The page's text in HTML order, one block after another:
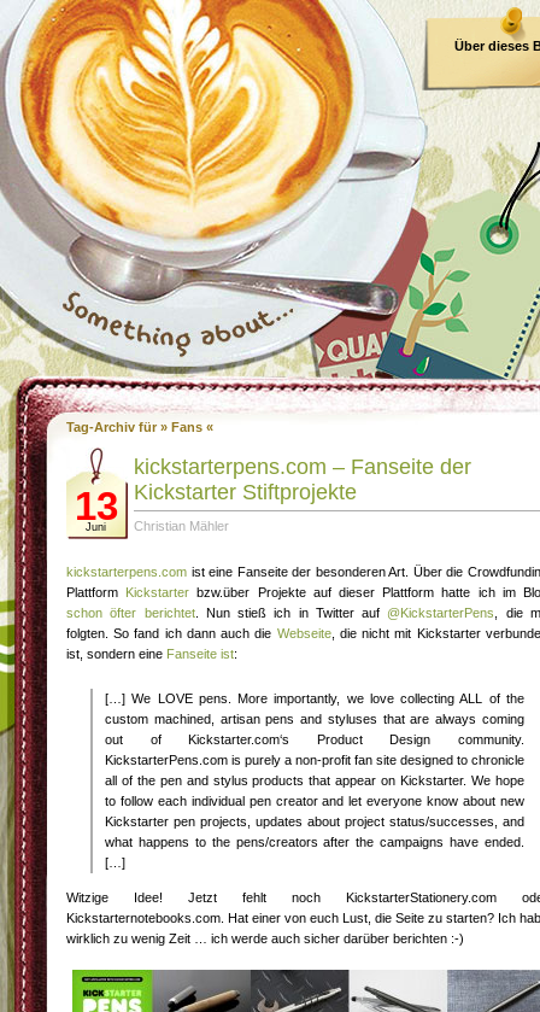
Über dieses
Tag-Archiv für » Fans «
13
Juni
kickstarterpens.com – Fanseite der
Kickstarter Stiftprojekte
Christian Mähler
kickstarterpens.com ist eine Fanseite der besonderen Art. Über die
Plattform Kickstarter bzw.über Projekte auf dieser Plattform hatte ich im
schon öfter berichtet. Nun stieß ich in Twitter auf @KickstarterPens
, die
folgten. So fand ich dann auch die Webseite, die nicht mit Kickstarter
ist, sondern eine Fanseite ist:
[…] We LOVE pens. More importantly, we love collecting ALL of the
custom machined, artisan pens and styluses that are always coming
out of Kickstarter.com‘s Product Design community.
KickstarterPens.com is purely a non-profit fan site designed to chronicle
all of the pen and stylus products that appear on Kickstarter. We hope
to follow each individual pen creator and let everyone know about new
Kickstarter pen projects, updates about project status/successes, and
what happens to the pens/creators after the campaigns have ended.
[…]
Witzige Idee! Jetzt fehlt noch KickstarterStationery.com
Kickstarternotebooks.com. Hat einer von euch Lust, die Seite zu starten? Ich
wirklich zu wenig Zeit … ich werde auch sicher darüber berichten :-)